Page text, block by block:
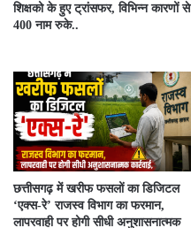
शिक्षको के हुए ट्रांसफर, विभिन्न कारणों से
400 नाम रुके..
​छत्तीसगढ़ में खरीफ फसलों का डिजिटल
‘एक्स-रे’ राजस्व विभाग का फरमान,
लापरवाही पर होगी सीधी अनुशासनात्मक